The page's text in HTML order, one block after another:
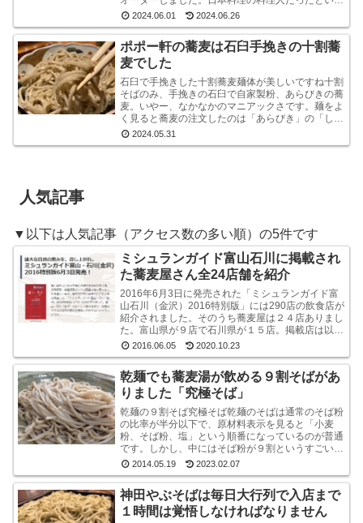
店主が蕎麦屋として運営されています。メニューは
蕎麦屋らし...
2024.06.01 2024.06.26
ポポー軒の蕎麦は石臼手挽きの十割蕎
麦でした
石臼で手挽きした十割蕎麦麺体が美しいですね十割
そばのみ、手挽きの石臼で自家製粉、あらびきの蕎
麦。いやー、なかなかのマニアックさです。麺をよ
く見ると蕎麦の注文したのは「あらびき」の「しょ
うゆおろし」と「塩おろし」の二種です。温かい蕎
麦も選べる...
2024.05.31
人気記事
▼以下は人気記事（アクセス数の多い順）の5件です
ミシュランガイド富山石川に掲載され
た蕎麦屋さん全24店舗を紹介
2016年6月3日に発売された「ミシュランガイド富
山石川（金沢）2016特別版」には290店の飲食店が
紹介されました。そのうち蕎麦屋は２４店ありまし
た。富山県が９店で石川県が１５店。掲載店は以下
のとおりです。ミシュラン・ガイド富山石川（金
2016.06.05 2020.10.23
乾麺でも蕎麦湯が飲める９割そばがあ
りました「究極そば」
乾麺の９割そば究極そば乾麺のそばは通常のそば粉
の比率が半分以下で、原材料表示を見ると「小麦
粉、そば粉、塩」という順番になっているのが普通
です。しかし、中にはそば粉が９割というすごい乾
麺のそばもあるんですね。味も香りもなかなかよい
2014.05.19 2023.02.07
神田やぶそばは毎日大行列で入店まで
１時間は覚悟しなければなりません